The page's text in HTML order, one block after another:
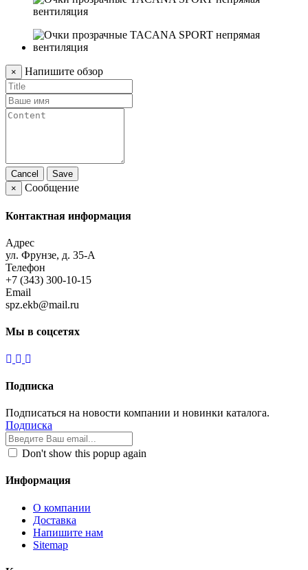
× Напишите обзор
Cancel
Save
×
Сообщение
Контактная информация
Адрес
ул. Фрунзе, д. 35-А
Телефон
+7 (343) 300-10-15
Email
spz.ekb@mail.ru
Мы в соцсетях
Подписка
Подписаться на новости компании и новинки каталога.
Подписка
Don't show this popup again
Информация
О компании
Доставка
Напишите нам
Sitemap